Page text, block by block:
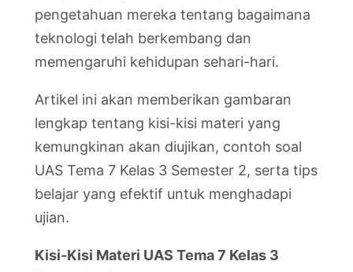
pengetahuan mereka tentang bagaimana
teknologi telah berkembang dan
memengaruhi kehidupan sehari-hari.
Artikel ini akan memberikan gambaran
lengkap tentang kisi-kisi materi yang
kemungkinan akan diujikan, contoh soal
UAS Tema 7 Kelas 3 Semester 2, serta tips
belajar yang efektif untuk menghadapi
ujian.
Kisi-Kisi Materi UAS Tema 7 Kelas 3